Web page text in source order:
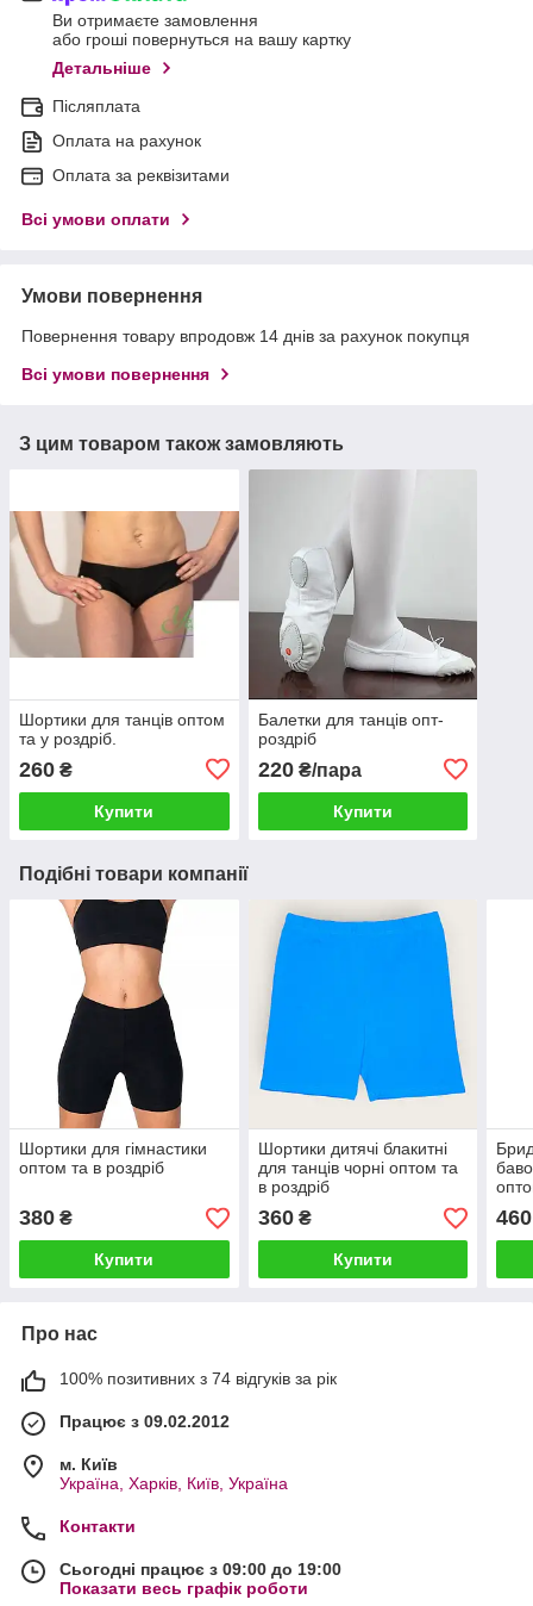
Ви отримаєте замовлення
або гроші повернуться на вашу картку
Детальніше
Післяплата
Оплата на рахунок
Оплата за реквізитами
Всі умови оплати
Умови повернення
Повернення товару впродовж 14 днів за рахунок покупця
Всі умови повернення
З цим товаром також замовляють
Шортики для танців оптом
та у роздріб.
260 ₴
Купити
Балетки для танців опт-
роздріб
220₴/пара
Купити
Подібні товари компанії
Шортики для гімнастики
оптом та в роздріб
380 ₴
Купити
Шортики дитячі блакитні
для танців чорні оптом та
в роздріб
360₴
Купити
460
Про нас
100% позитивних з 74 відгуків за рік
Працює з 09.02.2012
м. Київ
Україна, Харків, Київ, Україна
Контакти
Сьогодні працює з 09:00 до 19:00
Показати весь графік роботи